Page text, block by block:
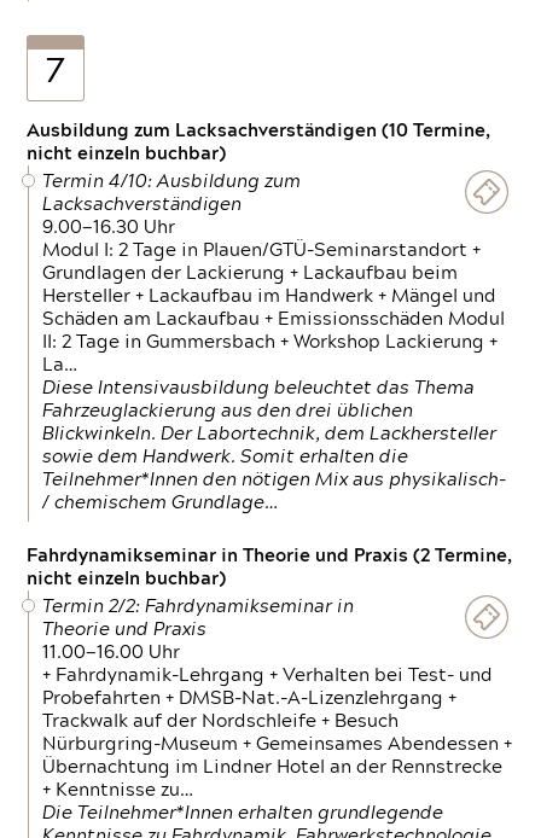
7
Ausbildung zum Lacksachverständigen (10 Termine,
nicht einzeln buchbar)
Termin 4/10: Ausbildung zum
Lacksachverständigen
9.00—16.30 Uhr
Modul I: 2 Tage in Plauen/GTÜ-Seminarstandort +
Grundlagen der Lackierung + Lackaufbau beim
Hersteller + Lackaufbau im Handwerk + Mängel und
Schäden am Lackaufbau + Emissionsschäden Modul
II: 2 Tage in Gummersbach + Workshop Lackierung +
La…
Diese Intensivausbildung beleuchtet das Thema
Fahrzeuglackierung aus den drei üblichen
Blickwinkeln. Der Labortechnik, dem Lackhersteller
sowie dem Handwerk. Somit erhalten die
Teilnehmer*Innen den nötigen Mix aus physikalisch-
/ chemischem Grundlage…
Fahrdynamikseminar in Theorie und Praxis (2 Termine,
nicht einzeln buchbar)
Termin 2/2: Fahrdynamikseminar in
Theorie und Praxis
11.00—16.00 Uhr
+ Fahrdynamik-Lehrgang + Verhalten bei Test- und
Probefahrten + DMSB-Nat.-A-Lizenzlehrgang +
Trackwalk auf der Nordschleife + Besuch
Nürburgring-Museum + Gemeinsames Abendessen +
Übernachtung im Lindner Hotel an der Rennstrecke
+ Kenntnisse zu…
Die Teilnehmer*Innen erhalten grundlegende